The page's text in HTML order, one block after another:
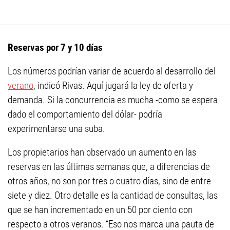
Reservas por 7 y 10 días
Los números podrían variar de acuerdo al desarrollo del
verano, indicó Rivas. Aquí jugará la ley de oferta y
demanda. Si la concurrencia es mucha -como se espera
dado el comportamiento del dólar- podría
experimentarse una suba.
Los propietarios han observado un aumento en las
reservas en las últimas semanas que, a diferencias de
otros años, no son por tres o cuatro días, sino de entre
siete y diez. Otro detalle es la cantidad de consultas, las
que se han incrementado en un 50 por ciento con
respecto a otros veranos. “Eso nos marca una pauta de